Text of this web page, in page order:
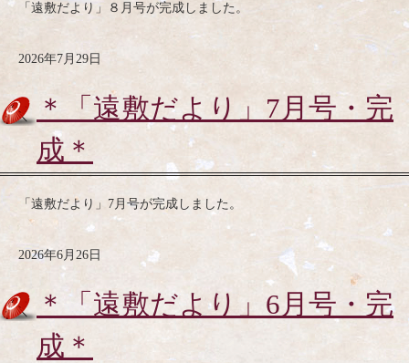
「遠敷だより」８月号が完成しました。
2026年7月29日
＊「遠敷だより」7月号・完
成＊
「遠敷だより」7月号が完成しました。
2026年6月26日
＊「遠敷だより」6月号・完
成＊